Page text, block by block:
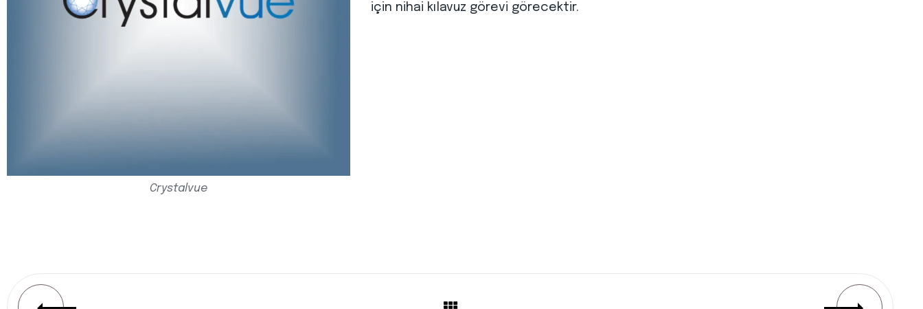
Crystalvue
için nihai kılavuz görevi görecektir.